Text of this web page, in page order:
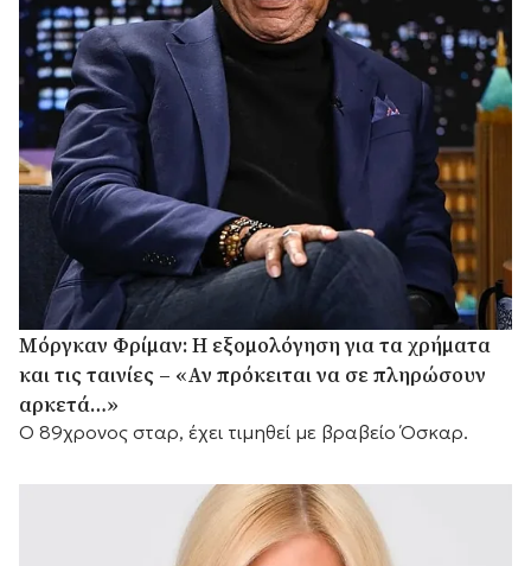
Μόργκαν Φρίμαν: Η εξομολόγηση για τα χρήματα
και τις ταινίες – «Αν πρόκειται να σε πληρώσουν
αρκετά…»
Ο 89χρονος σταρ, έχει τιμηθεί με βραβείο Όσκαρ.